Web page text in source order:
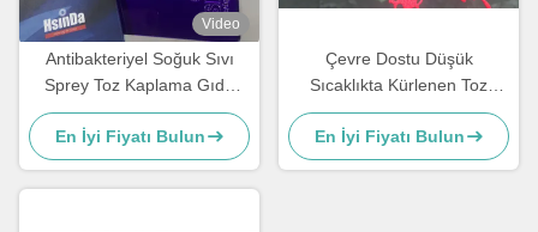
Video
Antibakteriyel Soğuk Sıvı
Sprey Toz Kaplama Gıda
Sınıfı Ter Kirine Dirençli
En İyi Fiyatı Bulun
Çevre Dostu Düşük
Sıcaklıkta Kürlenen Toz
Boyalar Tuz Püskürtme
Direnci
En İyi Fiyatı Bulun